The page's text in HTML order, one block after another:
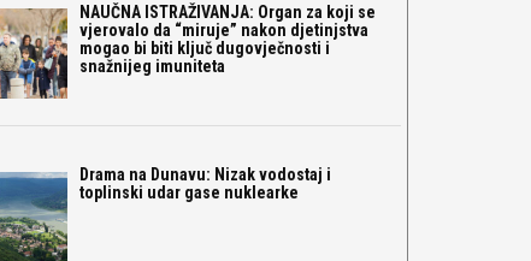
NAUČNA ISTRAŽIVANJA: Organ za koji se
vjerovalo da “miruje” nakon djetinjstva
mogao bi biti ključ dugovječnosti i
snažnijeg imuniteta
Drama na Dunavu: Nizak vodostaj i
toplinski udar gase nuklearke